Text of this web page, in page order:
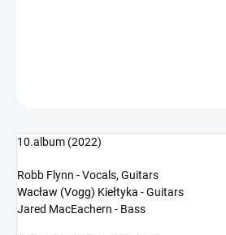
10.album (2022)
Robb Flynn - Vocals, Guitars
Wacław (Vogg) Kiełtyka - Guitars
Jared MacEachern - Bass